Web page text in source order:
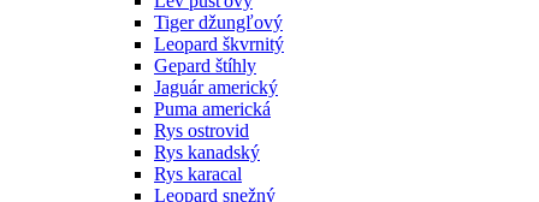
Tiger džungľový
Leopard škvrnitý
Gepard štíhly
Jaguár americký
Puma americká
Rys ostrovid
Rys kanadský
Rys karacal
Leopard snežný